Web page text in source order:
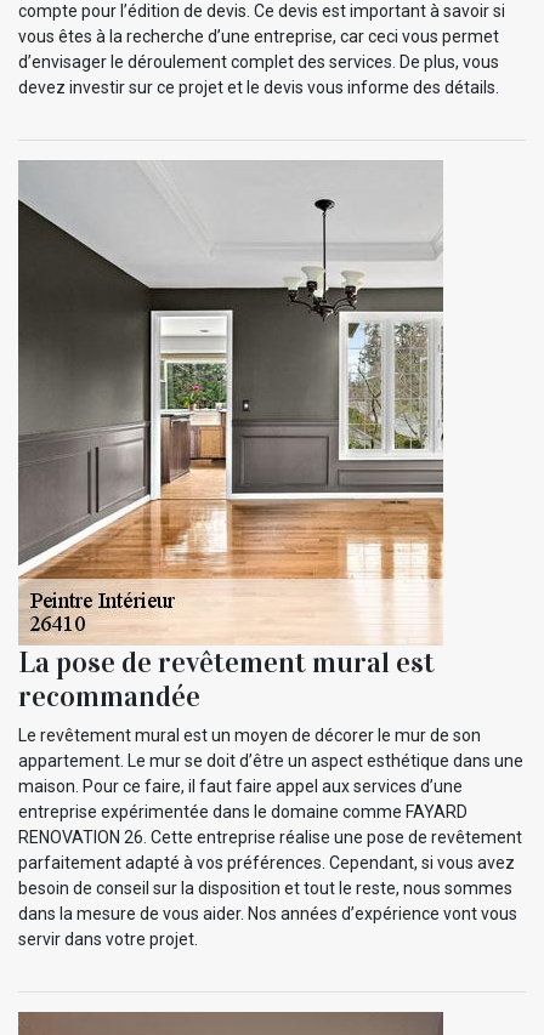
compte pour l’édition de devis. Ce devis est important à savoir si
vous êtes à la recherche d’une entreprise, car ceci vous permet
d’envisager le déroulement complet des services. De plus, vous
devez investir sur ce projet et le devis vous informe des détails.
La pose de revêtement mural est
recommandée
Le revêtement mural est un moyen de décorer le mur de son
appartement. Le mur se doit d’être un aspect esthétique dans une
maison. Pour ce faire, il faut faire appel aux services d’une
entreprise expérimentée dans le domaine comme FAYARD
RENOVATION 26. Cette entreprise réalise une pose de revêtement
parfaitement adapté à vos préférences. Cependant, si vous avez
besoin de conseil sur la disposition et tout le reste, nous sommes
dans la mesure de vous aider. Nos années d’expérience vont vous
servir dans votre projet.